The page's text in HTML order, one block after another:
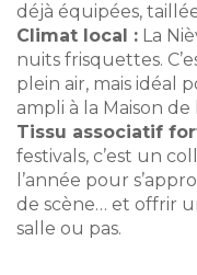
déjà équipées,
Climat local : La
nuits frisquettes.
plein air, mais idéal
ampli à la Maison
Tissu associatif
festivals, c’est un
l’année pour
de scène… et offrir
salle ou pas.